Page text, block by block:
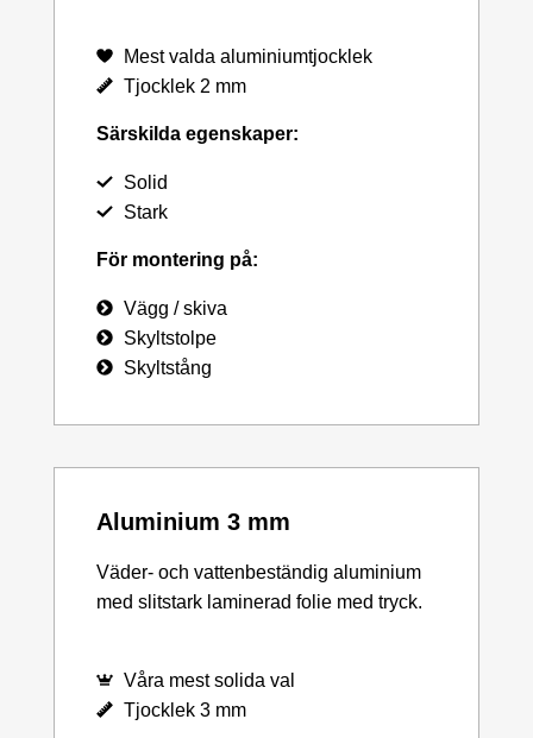
Mest valda aluminiumtjocklek
Tjocklek 2 mm
Särskilda egenskaper:
Solid
Stark
För montering på:
Vägg / skiva
Skyltstolpe
Skyltstång
Aluminium 3 mm
Väder- och vattenbeständig aluminium
med slitstark laminerad folie med tryck.
Våra mest solida val
Tjocklek 3 mm